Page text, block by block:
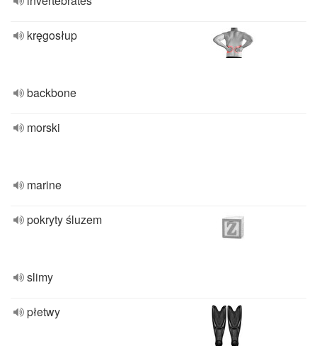
kręgosłup
backbone
morski
marine
pokryty śluzem
slimy
płetwy